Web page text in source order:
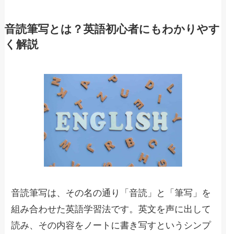
音読筆写とは？英語初心者にもわかりやす
く解説
音読筆写は、その名の通り「音読」と「筆写」を
組み合わせた英語学習法です。英文を声に出して
読み、その内容をノートに書き写すというシンプ